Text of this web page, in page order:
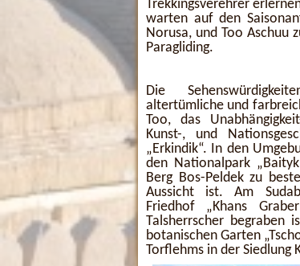
Trekkingsverehrer
warten auf den
Norusa, und Too Aschuu
Paragliding.
Die
altertümliche und
Too, das
Kunst-, und
„Erkindik“. In den
den Nationalpark
Berg Bos-Peldek zu
Aussicht ist. Am
Friedhof „Khans
Talsherrscher begraben
botanischen Garten
Torflehms in der Siedlung